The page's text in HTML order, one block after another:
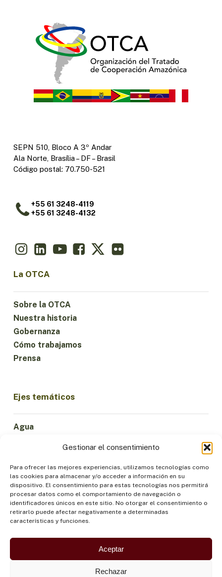
Gestionar el consentimiento
Para ofrecer las mejores experiencias, utilizamos tecnologías como
las cookies para almacenar y/o acceder a información en su
dispositivo. El consentimiento para estas tecnologías nos permitirá
procesar datos como el comportamiento de navegación o
identificadores únicos en este sitio. No otorgar el consentimiento o
retirarlo puede afectar negativamente a determinadas
características y funciones.
Aceptar
Rechazar
SEPN 510, Bloco A 3º Andar
Ala Norte, Brasília – DF – Brasil
Código postal: 70.750-521
+55 61 3248-4119
+55 61 3248-4132
La OTCA
Sobre la OTCA
Nuestra historia
Gobernanza
Cómo trabajamos
Prensa
Ejes temáticos
Agua
Economía Sostenible
Bosques y Biodiversidad
Institucionalidad
Participación
Pueblos Indígenas